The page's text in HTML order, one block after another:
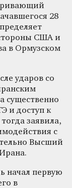
28
США и
в Ормузском
ударов со
существенно
и доступ к
заявила,
с
Высший
начал первую
в